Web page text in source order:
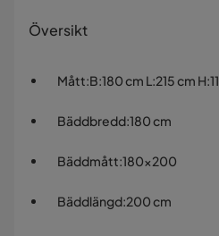
Översikt
Mått:B:180 cm L:215 cm
Bäddbredd:180 cm
Bäddmått:180x200
Bäddlängd:200 cm